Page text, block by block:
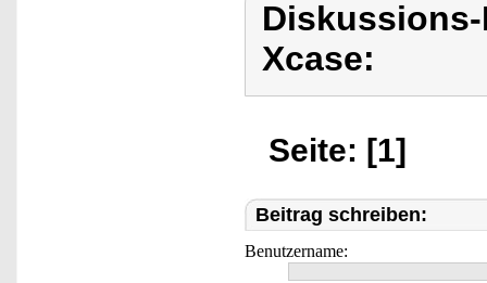
Xcase:
Seite: [1]
Beitrag schreiben:
Benutzername: